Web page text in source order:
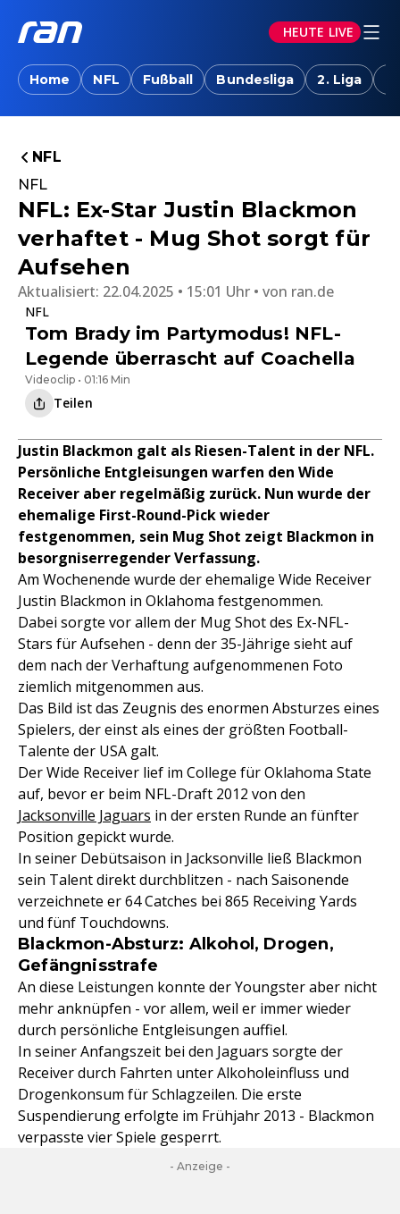
HEUTE LIVE
Home NFL Fußball Bundesliga 2. Liga
NFL
NFL
NFL: Ex-Star Justin Blackmon
verhaftet - Mug Shot sorgt für
Aufsehen
Aktualisiert: 22.04.2025 • 15:01 Uhr von ran.de
NFL
Tom Brady im Partymodus! NFL-
Legende überrascht auf Coachella
Videoclip • 01:16 Min
Teilen
Justin Blackmon galt als Riesen-Talent in der NFL.
Persönliche Entgleisungen warfen den Wide
Receiver aber regelmäßig zurück. Nun wurde der
ehemalige First-Round-Pick wieder
festgenommen, sein Mug Shot zeigt Blackmon in
besorgniserregender Verfassung.
Am Wochenende wurde der ehemalige Wide Receiver
Justin Blackmon in Oklahoma festgenommen.
Dabei sorgte vor allem der Mug Shot des Ex-NFL-
Stars für Aufsehen - denn der 35-Jährige sieht auf
dem nach der Verhaftung aufgenommenen Foto
ziemlich mitgenommen aus.
Das Bild ist das Zeugnis des enormen Absturzes eines
Spielers, der einst als eines der größten Football-
Talente der USA galt.
Der Wide Receiver lief im College für Oklahoma State
auf, bevor er beim NFL-Draft 2012 von den
Jacksonville Jaguars in der ersten Runde an fünfter
Position gepickt wurde.
In seiner Debütsaison in Jacksonville ließ Blackmon
sein Talent direkt durchblitzen - nach Saisonende
verzeichnete er 64 Catches bei 865 Receiving Yards
und fünf Touchdowns.
Blackmon-Absturz: Alkohol, Drogen,
Gefängnisstrafe
An diese Leistungen konnte der Youngster aber nicht
mehr anknüpfen - vor allem, weil er immer wieder
durch persönliche Entgleisungen auffiel.
In seiner Anfangszeit bei den Jaguars sorgte der
Receiver durch Fahrten unter Alkoholeinfluss und
Drogenkonsum für Schlagzeilen. Die erste
Suspendierung erfolgte im Frühjahr 2013 - Blackmon
verpasste vier Spiele gesperrt.
- Anzeige -